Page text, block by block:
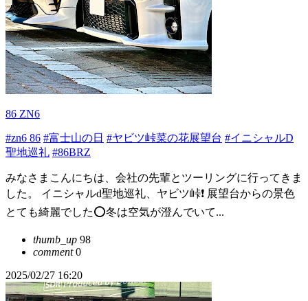
86 ZN6
#zn6 86 #富士山の日 #ヤビツ峠菜の花展望台 #イニシャルD
聖地巡礼 #86BRZ
みなさまこんにちは、会社の先輩とツーリングに行ってきま
した。 イニシャルd聖地巡礼、ヤビツ峠❗️ 展望台からの景色
とても綺麗でした⭕️冬は空気が澄んでいて...
thumb_up 98
comment0
2025/02/27 16:20